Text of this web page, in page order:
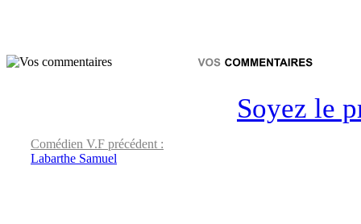
Soyez le
Comédien V.F précédent :
Labarthe Samuel